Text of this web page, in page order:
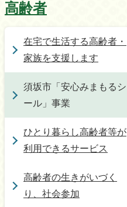
高齢者
在宅で生活する高齢者・
家族を支援します
須坂市「安心みまもるシ
ール」事業
ひとり暮らし高齢者等が
利用できるサービス
高齢者の生きがいづく
り、社会参加